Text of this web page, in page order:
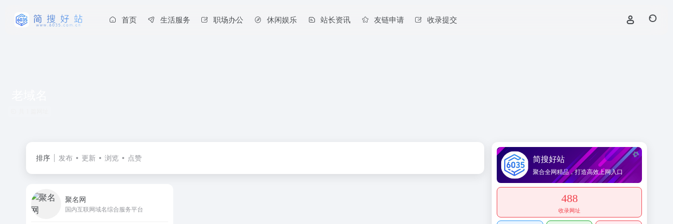
首页 生活服务 职场办公 休闲娱乐 站长资讯 友链申请 收录提交
排序 发布 更新 浏览 点赞
聚名网
国内互联网域名综合服务平台
简搜好站
聚合全网精品，打造高效上网入口
488
收录网址